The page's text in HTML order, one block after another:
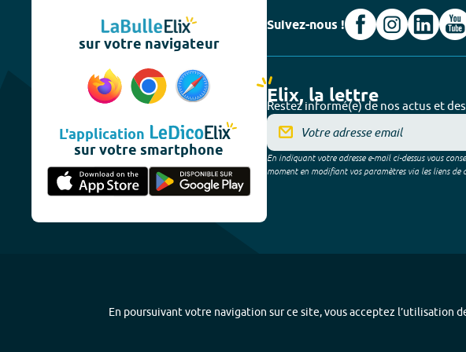
sur votre navigateur
L'application
sur votre smartphone
Suivez-nous !
Elix, la lettre
Restez informé(e) de nos actus et
En indiquant votre adresse e-mail ci-dessus vous
moment en modifiant vos paramètres via les liens de
En poursuivant votre navigation sur ce site, vous acceptez l’utilisation